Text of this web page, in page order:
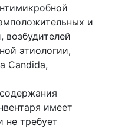
и
возбудителей
этиологии,
Candida,
имеет
не требует